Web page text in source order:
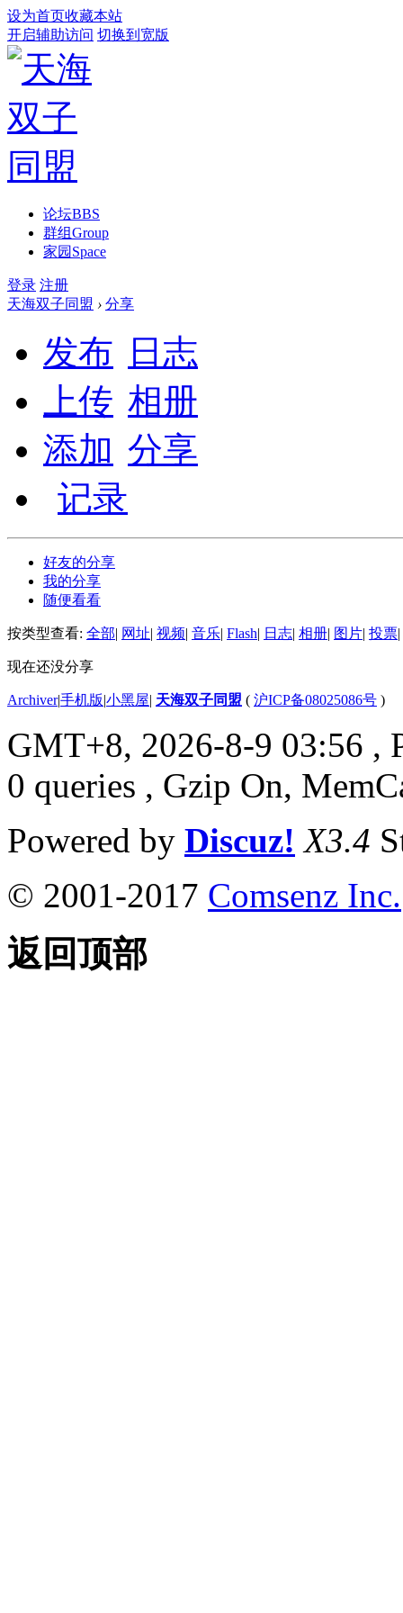
设为首页收藏本站
开启辅助访问 切换到宽版
论坛BBS
群组Group
家园 Space
登录 注册
天海双子同盟 › 分享
发布
日志
上传 相册
添加 分享
记录
好友的分享
我的分享
随便看看
按类型查看: 全部| 网址| 视频| 音乐| Flash| 日志| 相册| 图片| 投票|
现在还没分享
Archiver|手机版|小黑屋| 天海双子同盟 ( 沪ICP备08025086号 )
GMT+8, 2026-8-9 03:56 ,
0 queries , Gzip On,
Powered by Discuz! X3.4
© 2001-2017 Comsenz Inc.
返回顶部